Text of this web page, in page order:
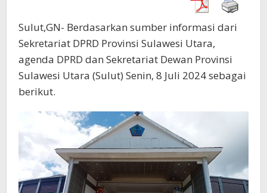
Sulut,GN- Berdasarkan sumber informasi dari
Sekretariat DPRD Provinsi Sulawesi Utara,
agenda DPRD dan Sekretariat Dewan Provinsi
Sulawesi Utara (Sulut) Senin, 8 Juli 2024 sebagai
berikut.